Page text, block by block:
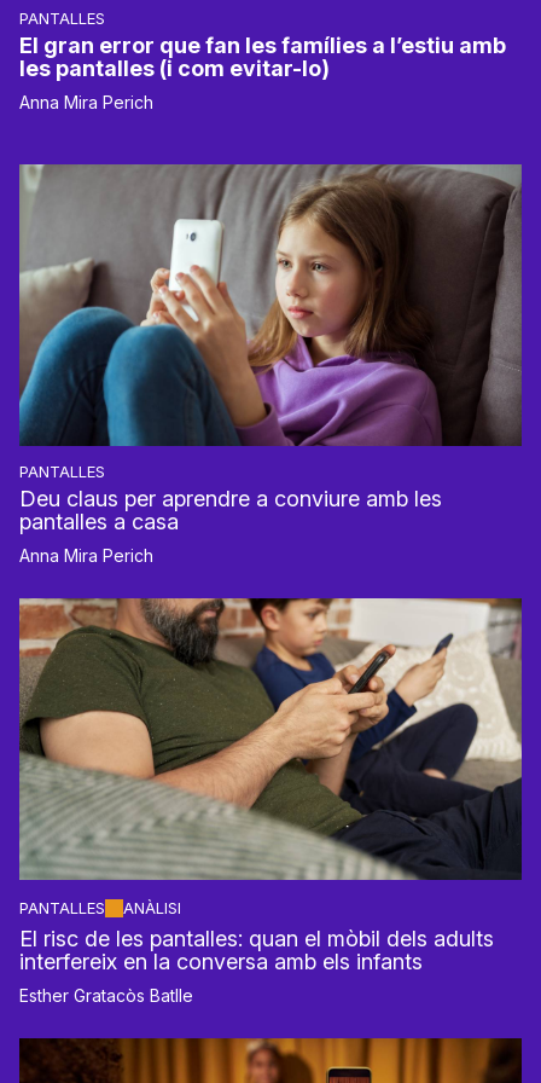
PANTALLES
El gran error que fan les famílies a l’estiu amb
les pantalles (i com evitar-lo)
Anna Mira Perich
PANTALLES
Deu claus per aprendre a conviure amb les
pantalles a casa
Anna Mira Perich
PANTALLES ANÀLISI
El risc de les pantalles: quan el mòbil dels adults
interfereix en la conversa amb els infants
Esther Gratacòs Batlle